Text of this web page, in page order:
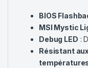
BIOS
MSI Mystic
Debug LED :
Résistant